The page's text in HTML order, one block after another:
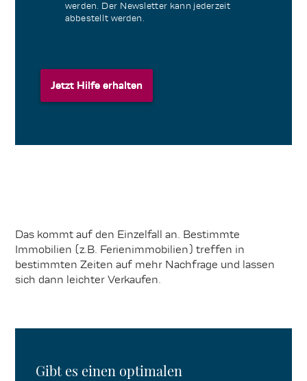
werden. Der Newsletter kann jederzeit
abbestellt werden.
Jetzt Hilfe erhalten
Jetzt Hilfe erhalten
Das kommt auf den Einzelfall an. Bestimmte
Immobilien (z.B. Ferienimmobilien) treffen in
bestimmten Zeiten auf mehr Nachfrage und lassen
sich dann leichter Verkaufen.
Gibt es einen optimalen